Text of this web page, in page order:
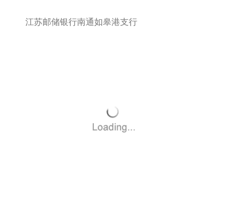
江苏邮储银行南通如皋港支行